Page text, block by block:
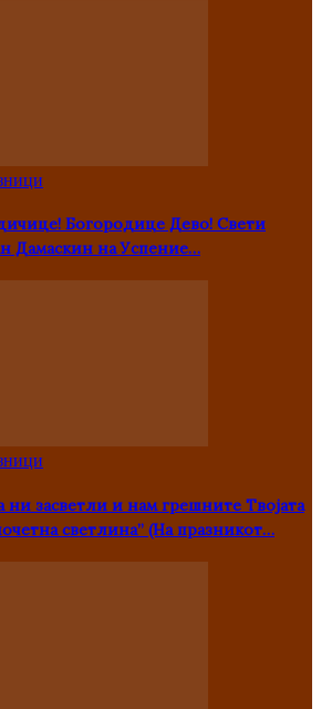
Богородице Дево! Свети
Дамаскин на Успение…
ни засветли и нам грешните Твојата
светлина” (На празникот…